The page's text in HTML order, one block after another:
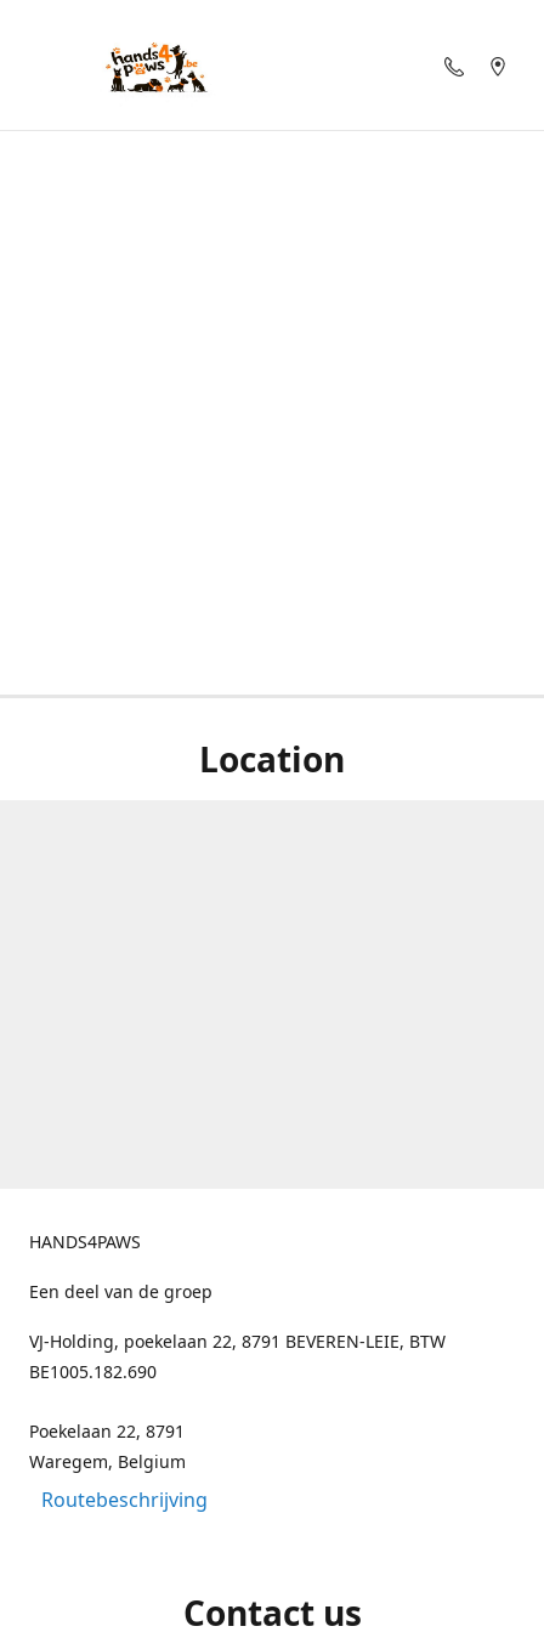
Location
HANDS4PAWS
Een deel van de groep
VJ-Holding, poekelaan 22, 8791 BEVEREN-LEIE, BTW
BE1005.182.690
Poekelaan 22, 8791
Waregem, Belgium
Routebeschrijving
Contact us